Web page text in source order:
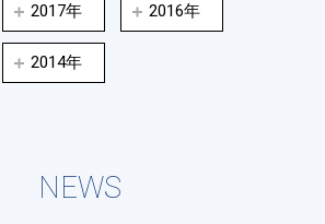
2017年 2016年
2014年
NEWS